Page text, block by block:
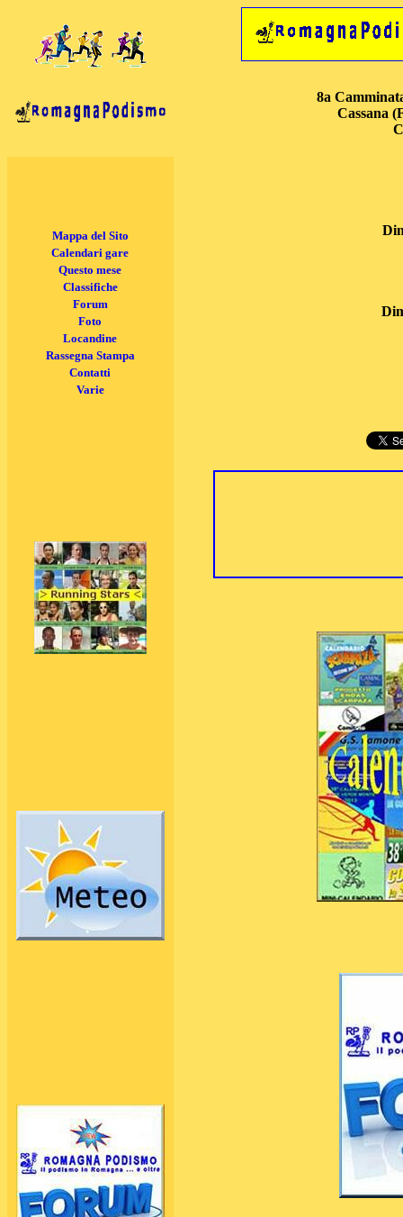
8a
Cassana
Mappa del Sito
Calendari gare
Questo mese
Classifiche
Forum
Foto
Locandine
Rassegna Stampa
Contatti
Varie